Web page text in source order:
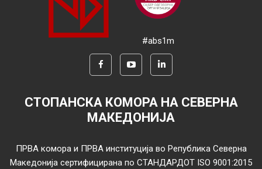
#abs1m
СТОПАНСКА КОМОРА НА СЕВЕРНА
МАКЕДОНИЈА
ПРВА комора и ПРВА институција во Република Северна
Македонија сертифицирана по СТАНДАРДОТ ISO 9001:2015